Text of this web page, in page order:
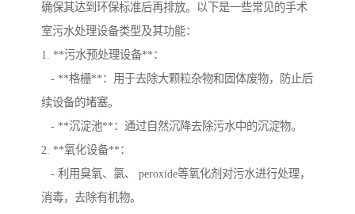
确保其达到环保标准后再排放。以下是一些常见的手术
室污水处理设备类型及其功能：
1. **污水预处理设备**：
- **格栅**：用于去除大颗粒杂物和固体废物，防止后
续设备的堵塞。
- **沉淀池**：通过自然沉降去除污水中的沉淀物。
2. **氧化设备**：
- 利用臭氧、氯、 peroxide等氧化剂对污水进行处理，
消毒，去除有机物。